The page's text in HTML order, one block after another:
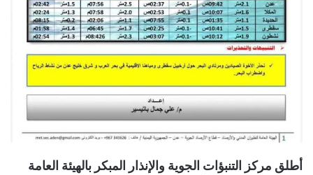
أطلق مركز التنبؤات الجوية والإنذار المبكر بالهيئة العامة